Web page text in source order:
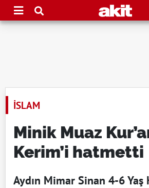
İSLAM
Minik Muaz
Kerim’i hatmetti
Aydın Mimar Sinan 4-6 Yaş